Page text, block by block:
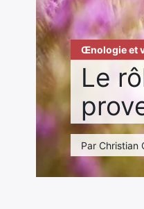
Œnologie et
Le
Par